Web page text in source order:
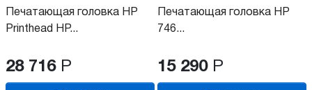
Печатающая головка HP
Printhead HP...
28 716 Р
Печатающая головка HP
746...
15 290 Р